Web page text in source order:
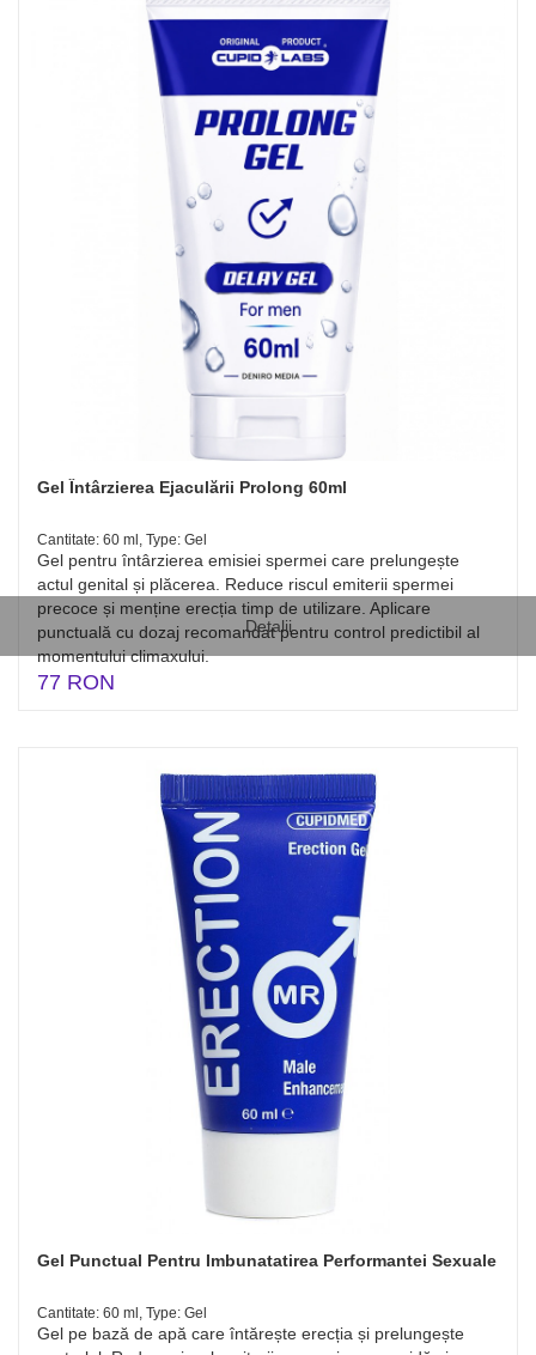
Detalii
Gel Întârzierea Ejaculării Prolong 60ml
Cantitate: 60 ml, Type: Gel
Gel pentru întârzierea emisiei spermei care prelungește
actul genital și plăcerea. Reduce riscul emiterii spermei
precoce și menține erecția timp de utilizare. Aplicare
punctuală cu dozaj recomandat pentru control predictibil al
momentului climaxului.
77 RON
Gel Punctual Pentru Imbunatatirea Performantei Sexuale
Cantitate: 60 ml, Type: Gel
Gel pe bază de apă care întărește erecția și prelungește